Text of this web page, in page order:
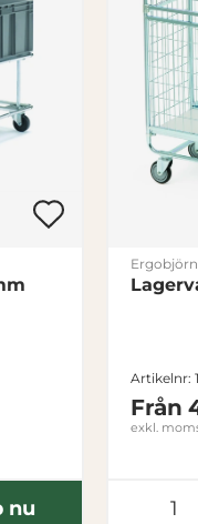
nu
Ergobjörn
Artikelnr:
Från
exkl.